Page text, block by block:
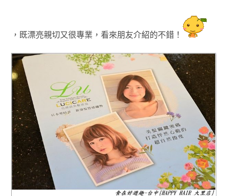
， 既漂亮親切又很專業 ，看來朋友介紹的不錯！